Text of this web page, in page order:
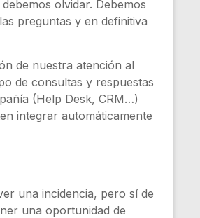
olvidar. Debemos
preguntas y en definitiva
de nuestra atención al
de consultas y respuestas
(Help Desk, CRM…)
integrar automáticamente
una incidencia, pero sí de
una oportunidad de